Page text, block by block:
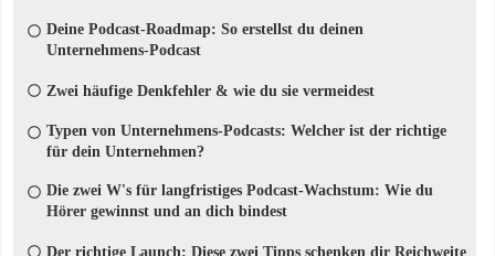
Deine Podcast-Roadmap: So erstellst du deinen
Unternehmens-Podcast
Zwei häufige Denkfehler & wie du sie vermeidest
Typen von Unternehmens-Podcasts: Welcher ist der richtige
für dein Unternehmen?
Die zwei W's für langfristiges Podcast-Wachstum: Wie du
Hörer gewinnst und an dich bindest
Der richtige Launch: Diese zwei Tipps schenken dir Reichweite